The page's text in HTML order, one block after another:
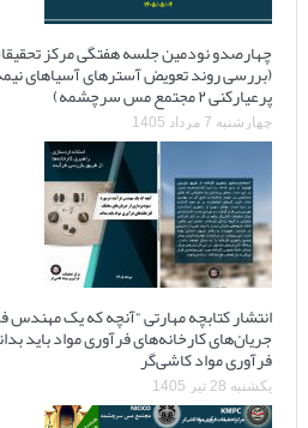
چهارصدو نودمین جلسه هفتگی مرکز
پرعیارکنی ۲ مجتمع مس سرچشمه)
چهارشنبه 7 مرداد 1405
انتشار کتابچه مهارتی “آنچه که یک مهندس
جریان‌های کارخانه‌های فرآوری مواد باید
فرآوری مواد کاشی‌گر
یکشنبه 28 تیر 1405